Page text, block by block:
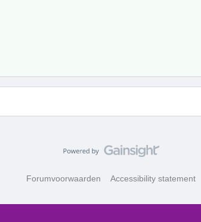
Forumvoorwaarden Accessibility statement